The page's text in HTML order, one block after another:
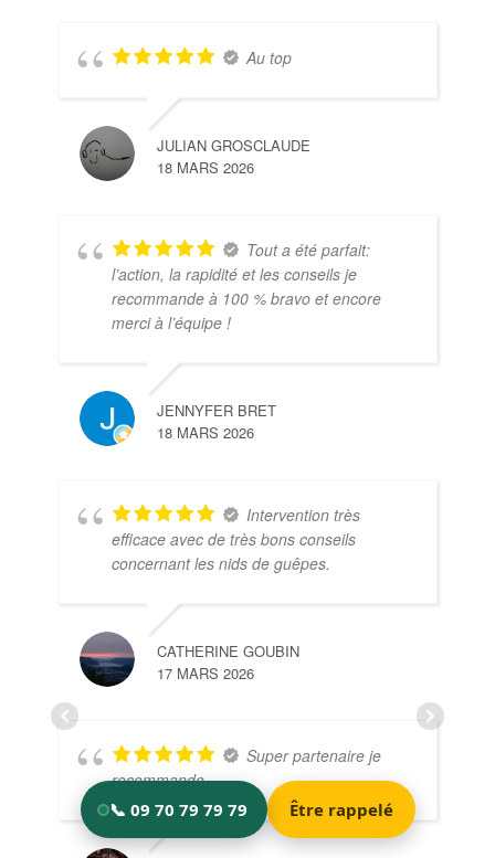
Au top
JULIAN GROSCLAUDE
18 MARS 2026
Tout a été parfait:
l’action, la rapidité et les conseils je
recommande à 100 % bravo et encore
merci à l’équipe !
JENNYFER BRET
18 MARS 2026
Intervention très
efficace avec de très bons conseils
concernant les nids de guêpes.
CATHERINE GOUBIN
17 MARS 2026
Super partenaire je
recommande